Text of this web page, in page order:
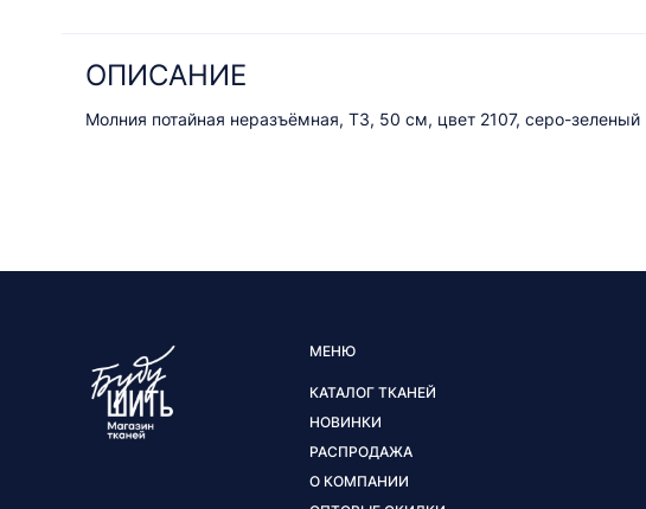
ОПИСАНИЕ
Молния потайная неразъёмная, Т3, 50 см, цвет 2107, серо-зеленый
МЕНЮ
КАТАЛОГ ТКАНЕЙ
НОВИНКИ
РАСПРОДАЖА
О КОМПАНИИ